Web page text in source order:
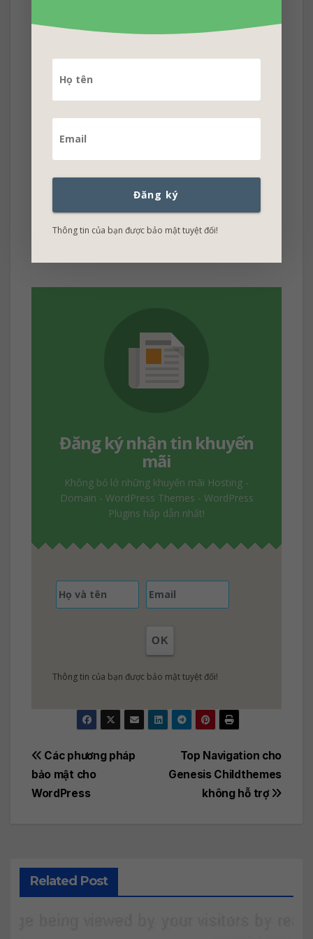
Publish page và hoàn tất công việc. Bây giờ
bạn có thể sử dụng chức năng search với một
từ khóa bất kì để xem kết quả thu được.
Chúc bạn thành công! {c1}
Đăng ký nhận tin khuyến
mãi
Không bỏ lở những khuyến mãi Hosting -
Domain - WordPress Themes - WordPress
Plugins hấp dẫn nhất!
OK
Thông tin của bạn được bảo mật tuyệt đối!
Post
navigation
Top Navigation cho
Genesis Childthemes
không hỗ trợ
Các phương pháp
bảo mật cho
WordPress
Related Post
Đăng ký
Thông tin của bạn được bảo mật tuyệt đối!